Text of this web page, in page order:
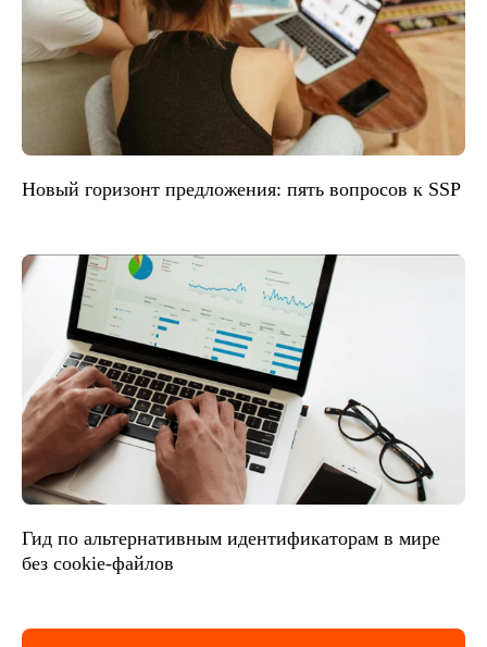
Новый горизонт предложения: пять вопросов к SSP
Гид по альтернативным идентификаторам в мире
без cookie-файлов